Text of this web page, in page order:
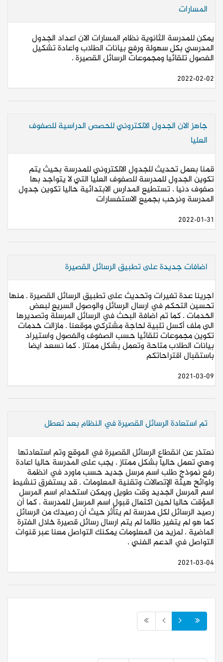
المسارات
يمكن للمدرسة الثانوية نظام المسارات الان اعداد الجدول
المدرسي بكل سهولة ورفع بيانات الطلاب واعادة تشكيل
الفصول تلقائيا ومجموعات الرسائل القصيرة .
2022-02-02
جاهز الان الجدول الالكتروني للحصص الدراسية للصفوف
العليا
قمنا بعمل تحديث للجدول الالكتروني للمدرسة بحيث يتم
تكوين الجدول للمدرسة للصفوف العليا التي لا يتواجد بها
صفوف دنيا . تستطيع المدارس الابتدائية حاليا تكوين جدول
المدرسة ونرحب بجميع الاستفسارات
2022-01-31
اضافات جديدة على تطبيق الرسائل القصيرة
اجرينا عدة تغيرات وتحديث على تطبيق الرسائل القصيرة . منها
تحسين التحكم في ارسال الرسائل والوصول السريع لبعض
الخدمات . كما تم اضافة البحث في الرسائل المرسلة وتصديرها
الى ملف أكسل تلبية لحاجة مشتركي موقعنا . مازالت خدمات
تكوين مجموعات تلقائيا حسب الصفوف والفصول واستيراد
بيانات الطلاب متاحة وتعمل بشكل ممتاز . كما نسعد ايضا
باستقبال اقتراحاتكم
2021-03-09
تم استعادة الرسائل القصيرة في النظام بعد تعطل
نعتذر عن انقطاع الرسائل القصيرة في الموقع وتم استعادتها
وهي تعمل حاليا بشكل ممتاز . يجب على المدرسة حاليا اعادة
رفع نموذج طلب اسم مرسل جديد حسب ماورد في انظمة
ولوائح هيئة الإتصالات وتقنية المعلومات . قد يستغرق تنشيط
اسم المرسل الجديد وقت طويل ويمكن استخدام اسم المرسل
المؤقت حاليا لحين اكتمال قبول اسم المرسل للمدرسة . كما أن
رصيد الرسائل لكل مدرسة لم يتأثر حيث أن رصيدك من الرسائل
كما هو لم يتغير طالما لم يتم ارسال رسائل قصيرة خلال الفترة
الماضية . لمزيد من المعلومات يمكنك التواصل معنا عبر قنوات
التواصل في الدعم الفني .
2021-03-04